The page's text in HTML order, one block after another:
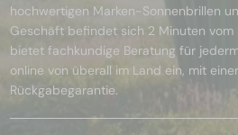
hochwertigen Marken-Sonnenbrillen
Geschäft befindet sich 2 Minuten
bietet fachkundige Beratung für
online von überall im Land ein, mit
Rückgabegarantie.